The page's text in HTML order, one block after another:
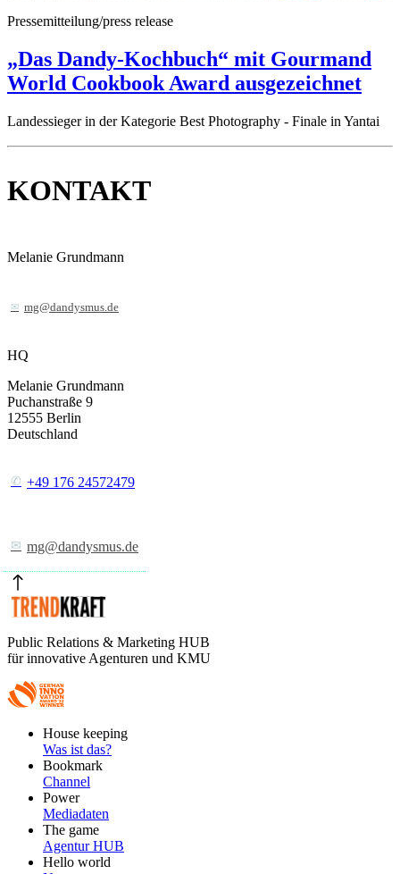
Pressemitteilung/press release
„Das Dandy-Kochbuch“ mit Gourmand
World Cookbook Award ausgezeichnet
Landessieger in der Kategorie Best Photography - Finale in Yantai
KONTAKT
Melanie Grundmann
mg@dandysmus.de
HQ
Melanie Grundmann
Puchanstraße 9
12555 Berlin
Deutschland
+49 176 24572479
mg@dandysmus.de
Public Relations & Marketing HUB
für innovative Agenturen und KMU
FooterHouse keeping
Was ist das?
Bookmark
Channel
Power
Mediadaten
The game
Agentur HUB
Hello world